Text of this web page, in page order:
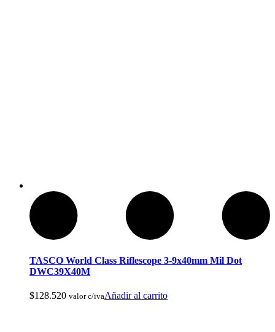
TASCO World Class Riflescope 3-9x40mm Mil Dot
DWC39X40M
$128.520 valor c/ivaAñadir al carrito